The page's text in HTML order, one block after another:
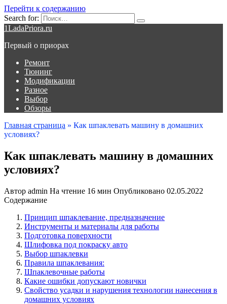
Перейти к содержанию
Search for:
1LadaPriora.ru
Первый о приорах
Ремонт
Тюнинг
Модификации
Разное
Выбор
Обзоры
Главная страница » Как шпаклевать машину в домашних
условиях?
Как шпаклевать машину в домашних
условиях?
Автор admin На чтение 16 мин Опубликовано 02.05.2022
Содержание
Принцип шпаклевание, предназначение
Инструменты и материалы для работы
Подготовка поверхности
Шлифовка под покраску авто
Выбор шпаклевки
Правила шпаклевания:
Шпаклевочные работы
Какие ошибки допускают новички
Свойство усадки и нарушения технологии нанесения в
домашних условиях